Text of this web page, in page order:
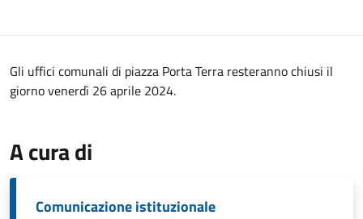
Gli uffici comunali di piazza Porta Terra resteranno chiusi il
giorno venerdì 26 aprile 2024.
A cura di
Comunicazione istituzionale